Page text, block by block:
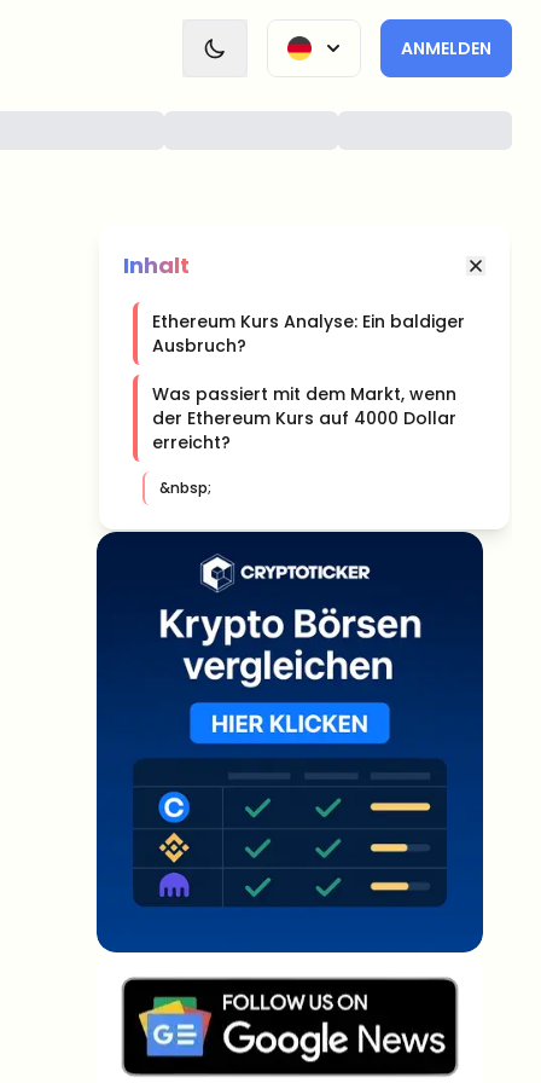
ANMELDEN
Inhalt
Ethereum Kurs Analyse: Ein baldiger
Ausbruch?
Was passiert mit dem Markt, wenn
der Ethereum Kurs auf 4000 Dollar
erreicht?
&nbsp;